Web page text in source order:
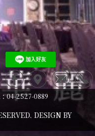
：04-2527-0889
DESIGN BY